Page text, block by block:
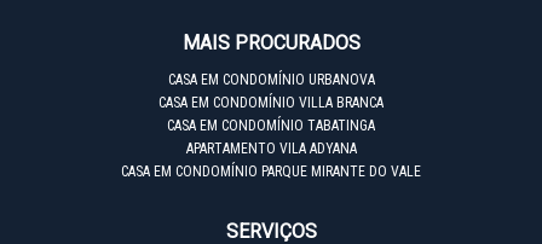
MAIS PROCURADOS
CASA EM CONDOMÍNIO URBANOVA
CASA EM CONDOMÍNIO VILLA BRANCA
CASA EM CONDOMÍNIO TABATINGA
APARTAMENTO VILA ADYANA
CASA EM CONDOMÍNIO PARQUE MIRANTE DO VALE
SERVIÇOS